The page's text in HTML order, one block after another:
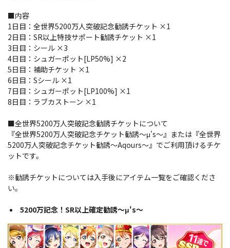
■内容
1日目：全世界5200万人突破記念勧誘チケット ×1
2日目：SR以上特技サポート勧誘チケット ×1
3日目：シール ×3
4日目：シュガーポット[LP50%] ×2
5日目：補助チケット ×1
6日目：Sシール ×1
7日目：シュガーポット[LP100%] ×1
8日目：ラブカストーン ×1
■全世界5200万人突破記念勧誘チケットについて
『全世界5200万人突破記念チケット勧誘～μ's～』または『全世界
5200万人突破記念チケット勧誘～Aqours～』でご利用頂けるチケ
ットです。
※勧誘チケットについては入手後にアイテム一覧をご確認くださ
い。
5200万記念！SR以上確定勧誘～μ's～